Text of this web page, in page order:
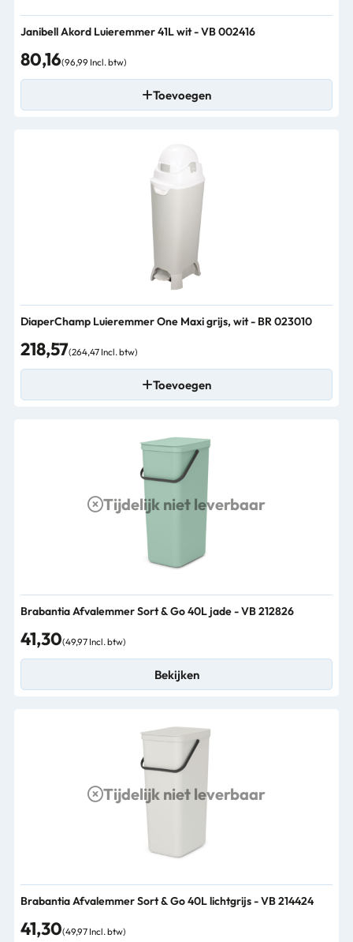
Janibell Akord Luieremmer 41L wit - VB 002416
80,16(96,99 Incl. btw)
Toevoegen
DiaperChamp Luieremmer One Maxi grijs, wit - BR 023010
218,57(264,47 Incl. btw)
Toevoegen
Tijdelijk niet leverbaar
Brabantia Afvalemmer Sort & Go 40L jade - VB 212826
41,30(49,97 Incl. btw)
Bekijken
Tijdelijk niet leverbaar
Brabantia Afvalemmer Sort & Go 40L lichtgrijs - VB 214424
41,30(49,97 Incl. btw)